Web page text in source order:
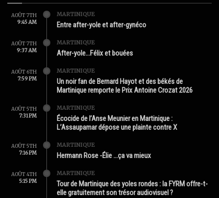
AOÛT 7TH
9:45 AM
MARTINIQUE
Entre after-yole et after-gynéco
AOÛT 7TH
9:37 AM
MARTINIQUE
After-yole…Félix et bouées
AOÛT 6TH
7:59 PM
MARTINIQUE
Un noir fan de Bernard Hayot et des békés de
Martinique remporte le Prix Antoine Crozat 2026
AOÛT 5TH
7:31 PM
MARTINIQUE
Écocide de l’Anse Meunier en Martinique :
L’Assaupamar dépose une plainte contre X
AOÛT 5TH
7:16 PM
MARTINIQUE
Hermann Rose -Élie …ça va mieux
AOÛT 4TH
5:15 PM
MARTINIQUE
Tour de Martinique des yoles rondes : la FYRM offre-t-
elle gratuitement son trésor audiovisuel ?